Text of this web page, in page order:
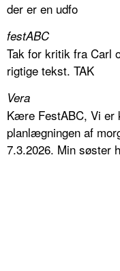
der er en udfo
festABC
Tak for kritik fra Carl
rigtige tekst. TAK
Vera
Kære FestABC, Vi er
planlægningen af
7.3.2026. Min søster